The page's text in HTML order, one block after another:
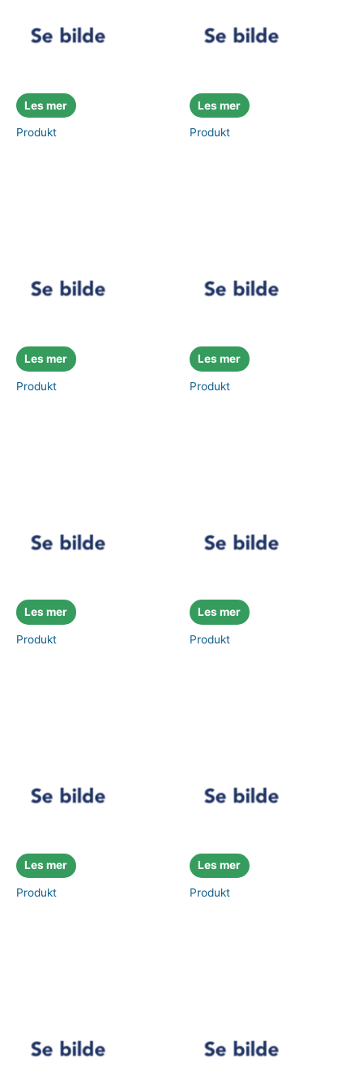
Les mer
Produkt
Les mer
Produkt
Les mer
Produkt
Les mer
Produkt
Les mer
Produkt
Les mer
Produkt
Les mer
Produkt
Les mer
Produkt